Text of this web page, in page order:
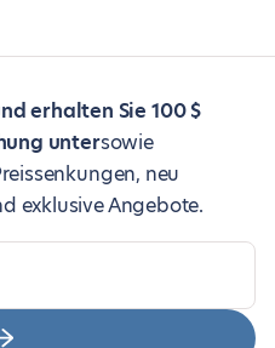
erhalten Sie 100 $
untersowie
neu
exklusive Angebote.